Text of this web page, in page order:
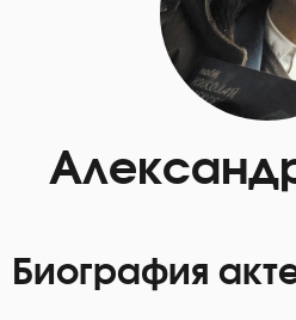
Биография